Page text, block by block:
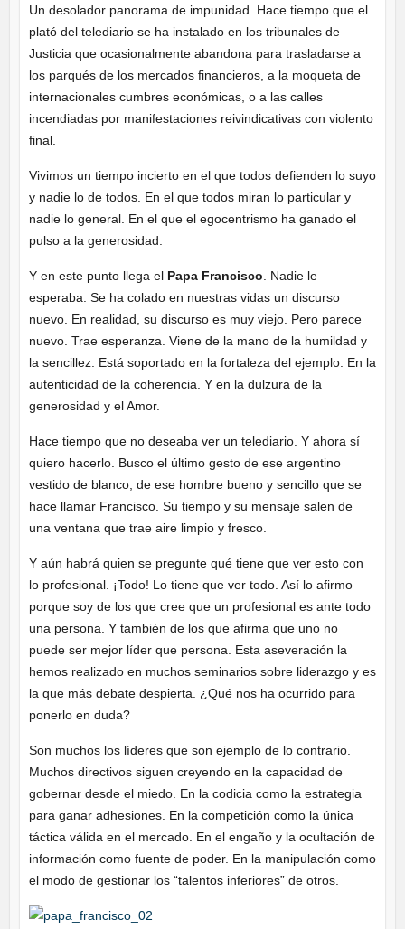
Un desolador panorama de impunidad. Hace tiempo que el
plató del telediario se ha instalado en los tribunales de
Justicia que ocasionalmente abandona para trasladarse a
los parqués de los mercados financieros, a la moqueta de
internacionales cumbres económicas, o a las calles
incendiadas por manifestaciones reivindicativas con violento
final.
Vivimos un tiempo incierto en el que todos defienden lo suyo
y nadie lo de todos. En el que todos miran lo particular y
nadie lo general. En el que el egocentrismo ha ganado el
pulso a la generosidad.
Y en este punto llega el Papa Francisco . Nadie le
esperaba. Se ha colado en nuestras vidas un discurso
nuevo. En realidad, su discurso es muy viejo. Pero parece
nuevo. Trae esperanza. Viene de la mano de la humildad y
la sencillez. Está soportado en la fortaleza del ejemplo. En la
autenticidad de la coherencia. Y en la dulzura de la
generosidad y el Amor.
Hace tiempo que no deseaba ver un telediario. Y ahora sí
quiero hacerlo. Busco el último gesto de ese argentino
vestido de blanco, de ese hombre bueno y sencillo que se
hace llamar Francisco. Su tiempo y su mensaje salen de
una ventana que trae aire limpio y fresco.
Y aún habrá quien se pregunte qué tiene que ver esto con
lo profesional. ¡Todo! Lo tiene que ver todo. Así lo afirmo
porque soy de los que cree que un profesional es ante todo
una persona. Y también de los que afirma que uno no
puede ser mejor líder que persona. Esta aseveración la
hemos realizado en muchos seminarios sobre liderazgo y es
la que más debate despierta. ¿Qué nos ha ocurrido para
ponerlo en duda?
Son muchos los líderes que son ejemplo de lo contrario.
Muchos directivos siguen creyendo en la capacidad de
gobernar desde el miedo. En la codicia como la estrategia
para ganar adhesiones. En la competición como la única
táctica válida en el mercado. En el engaño y la ocultación de
información como fuente de poder. En la manipulación como
el modo de gestionar los “talentos inferiores” de otros.